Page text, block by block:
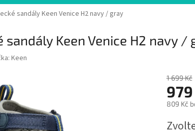
sandály Keen Venice H2 navy / gray
sandály Keen Venice H2 navy /
Keen
1 699 Kč
809 Kč
cena: